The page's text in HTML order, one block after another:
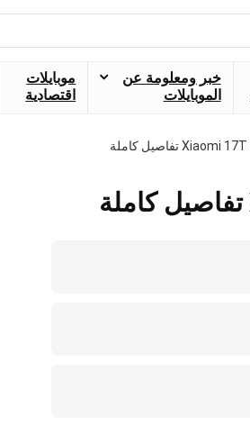
خبر ومعلومة عن
الموبايلات
موبايلات
اقتصادية